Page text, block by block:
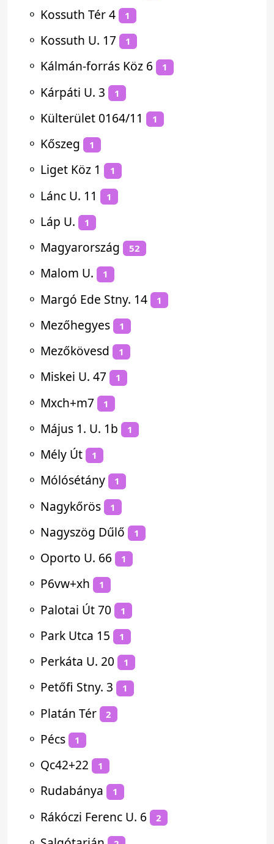
⚬ Kossuth Tér 4 1
⚬ Kossuth U. 17 1
⚬ Kálmán-forrás Köz 6 1
⚬ Kárpáti U. 3 1
⚬ Külterület 0164/11 1
⚬ Kőszeg 1
⚬ Liget Köz 1 1
⚬ Lánc U. 11 1
⚬ Láp U. 1
⚬ Magyarország 52
⚬ Malom U. 1
⚬ Margó Ede Stny. 14 1
⚬ Mezőhegyes 1
⚬ Mezőkövesd 1
⚬ Miskei U. 47 1
⚬ Mxch+m7 1
⚬ Május 1. U. 1b 1
⚬ Mély Út 1
⚬ Mólósétány 1
⚬ Nagykőrös 1
⚬ Nagyszög Dűlő 1
⚬ Oporto U. 66 1
⚬ P6vw+xh 1
⚬ Palotai Út 70 1
⚬ Park Utca 15 1
⚬ Perkáta U. 20 1
⚬ Petőfi Stny. 3 1
⚬ Platán Tér 2
⚬ Pécs 1
⚬ Qc42+22 1
⚬ Rudabánya 1
⚬ Rákóczi Ferenc U. 6 2